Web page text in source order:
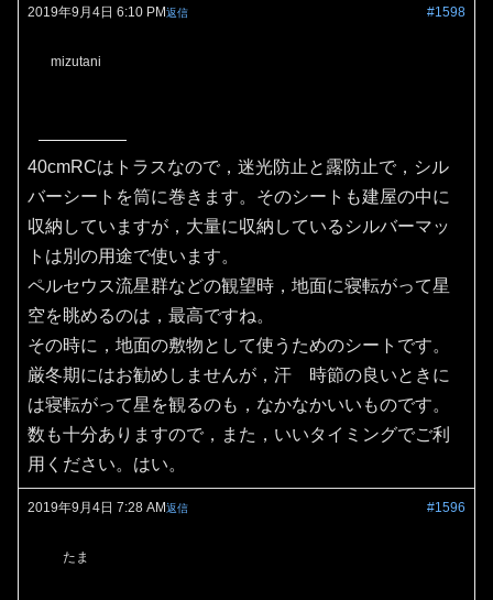
2019年9月4日 6:10 PM #1598
返信
mizutani
40cmRCはトラスなので，迷光防止と露防止で，シル
バーシートを筒に巻きます。そのシートも建屋の中に
収納していますが，大量に収納しているシルバーマッ
トは別の用途で使います。
ペルセウス流星群などの観望時，地面に寝転がって星
空を眺めるのは，最高ですね。
その時に，地面の敷物として使うためのシートです。
厳冬期にはお勧めしませんが，汗 時節の良いときに
は寝転がって星を観るのも，なかなかいいものです。
数も十分ありますので，また，いいタイミングでご利
用ください。はい。
2019年9月4日 7:28 AM #1596
返信
たま